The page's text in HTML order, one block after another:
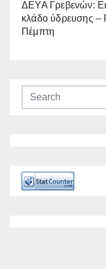
ΔΕΥΑ Γρεβενών:
κλάδο ύδρευσης –
Πέμπτη